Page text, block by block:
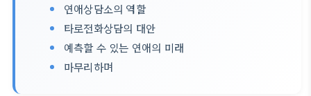
연애상담소의 역할
타로전화상담의 대안
예측할 수 있는 연애의 미래
마무리하며